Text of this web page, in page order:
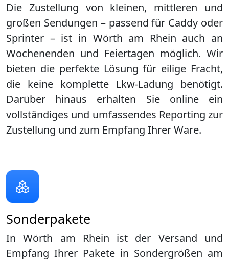
Die Zustellung von kleinen, mittleren und
großen Sendungen – passend für Caddy oder
Sprinter – ist in Wörth am Rhein auch an
Wochenenden und Feiertagen möglich. Wir
bieten die perfekte Lösung für eilige Fracht,
die keine komplette Lkw-Ladung benötigt.
Darüber hinaus erhalten Sie online ein
vollständiges und umfassendes Reporting zur
Zustellung und zum Empfang Ihrer Ware.
Sonderpakete
In Wörth am Rhein ist der Versand und
Empfang Ihrer Pakete in Sondergrößen am